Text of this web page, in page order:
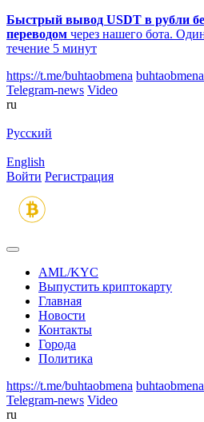
Быстрый вывод USDT в рубли
переводом через нашего бота.
течение 5 минут
https://t.me/buhtaobmena
Telegram-news Video
ru
Русский
English
Войти Регистрация
AML/KYC
Выпустить криптокарту
Главная
Новости
Контакты
Города
Политика
https://t.me/buhtaobmena
Telegram-news Video
ru